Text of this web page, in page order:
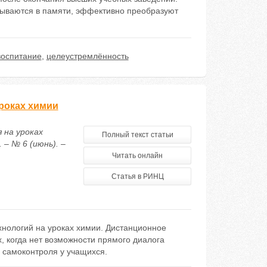
в памяти, эффективно преобразуют
целеустремлённость
химии
уроках
– № 6 (июнь). –
Полный текст статьи
Читать онлайн
Статья в РИНЦ
на уроках химии. Дистанционное
нет возможности прямого диалога
у учащихся.